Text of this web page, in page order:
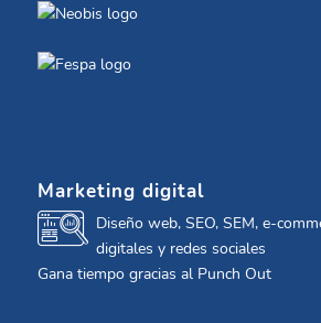
Marketing digital
Diseño web, SEO, SEM, e-
digitales y redes sociales
Gana tiempo gracias al Punch Out